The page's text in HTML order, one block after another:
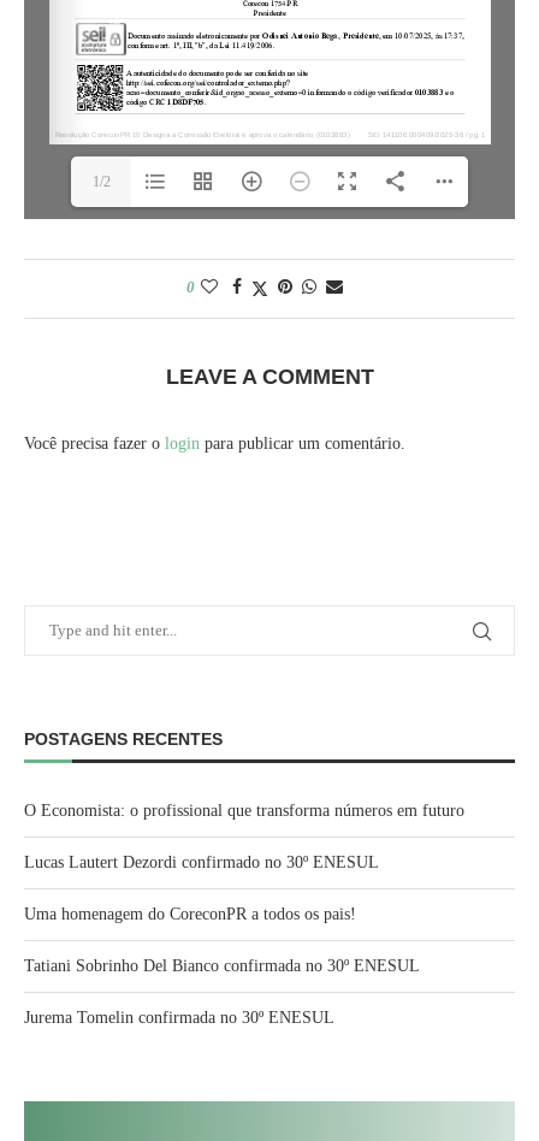
1/2
0
LEAVE A COMMENT
Você precisa fazer o login para publicar um comentário.
POSTAGENS RECENTES
O Economista: o profissional que transforma números em futuro
Lucas Lautert Dezordi confirmado no 30º ENESUL
Uma homenagem do CoreconPR a todos os pais!
Tatiani Sobrinho Del Bianco confirmada no 30º ENESUL
Jurema Tomelin confirmada no 30º ENESUL